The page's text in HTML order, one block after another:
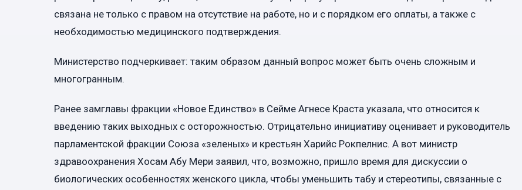
связана не только с правом на отсутствие на работе, но и с порядком его оплаты, а также с
необходимостью медицинского подтверждения.
Министерство подчеркивает: таким образом данный вопрос может быть очень сложным и
многогранным.
Ранее замглавы фракции «Новое Единство» в Сейме Агнесе Краста указала, что относится к
введению таких выходных с осторожностью. Отрицательно инициативу оценивает и руководитель
парламентской фракции Союза «зеленых» и крестьян Харийс Рокпелнис. А вот министр
здравоохранения Хосам Абу Мери заявил, что, возможно, пришло время для дискуссии о
биологических особенностях женского цикла, чтобы уменьшить табу и стереотипы, связанные с